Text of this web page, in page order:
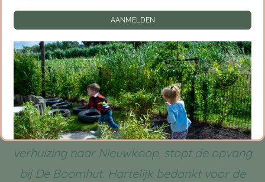
ontdekkingstochten mee te nemen; naar de
bakker, de garage; het kan allemaal. De sfeer
is voelbaar prettig en een kind mag en kan in
De Boomhut echt zichzelf zijn, bij de fijne
pedagogische medewerkers. Als ouder breng
je je kind om bovenstaande redenen met een
gerust hart naar de Boomhut” In verband met
verhuizing naar Nieuwkoop, stopt de opvang
bij De Boomhut. Hartelijk bedankt voor de
AANMELDEN